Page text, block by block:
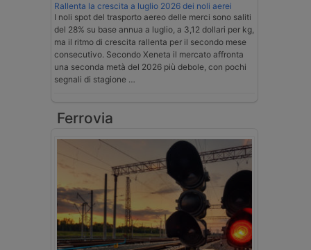
Rallenta la crescita a luglio 2026 dei noli aerei
I noli spot del trasporto aereo delle merci sono saliti
del 28% su base annua a luglio, a 3,12 dollari per kg,
ma il ritmo di crescita rallenta per il secondo mese
consecutivo. Secondo Xeneta il mercato affronta
una seconda metà del 2026 più debole, con pochi
segnali di stagione …
Ferrovia